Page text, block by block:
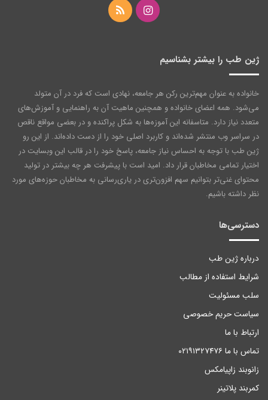
اینستاگرامخوراک
ژین طب را بیشتر بشناسیم
خانواده به عنوان مهم‌ترین رکن هر جامعه‌، نهادی است که فرد در آن متولد
می‌شود. همه اعضای خانواده و همچنین ماهیت آن به راهنمایی و آموزش‌های
متعدد نیاز دارد. متاسفانه این آموزه‌ها به شکل پراکنده و در بعضی مواقع ناقص
در سراسر وب منتشر شده‌اند و کاربرد اصلی خود را از دست داده‌اند. از این رو
ژین طب با توجه به احساس نیاز جامعه، پاسخ خود را در قالب این وبسایت در
اختیار تمامی مخاطبان قرار داد. امید است با پیشرفت هر چه بیشتر در تولید
محتوای غنی‌تر بتوانیم سهم افزون‌تری در یاری‌رسانی به مخاطبان حوزه‌های مورد
نظر داشته باشیم.
دسترسی‌ها
درباره ژین طب
شرایط استفاده از مطالب
سلب مسئولیت
سیاست حریم خصوصی
ارتباط با ما
تماس با ما ۰۲۱۹۱۳۲۷۴۷۶
زانوبند زاپیامکس
کمربند پلاتینر